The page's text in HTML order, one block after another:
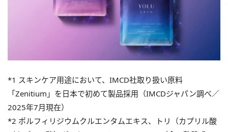
*1 スキンケア用途において、IMCD社取り扱い原料
「Zenitium」を日本で初めて製品採用（IMCDジャパン調べ／
2025年7月現在）
*2 ポルフィリジウムクルエンタムエキス、トリ（カプリル酸